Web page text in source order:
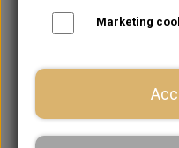
Marketing